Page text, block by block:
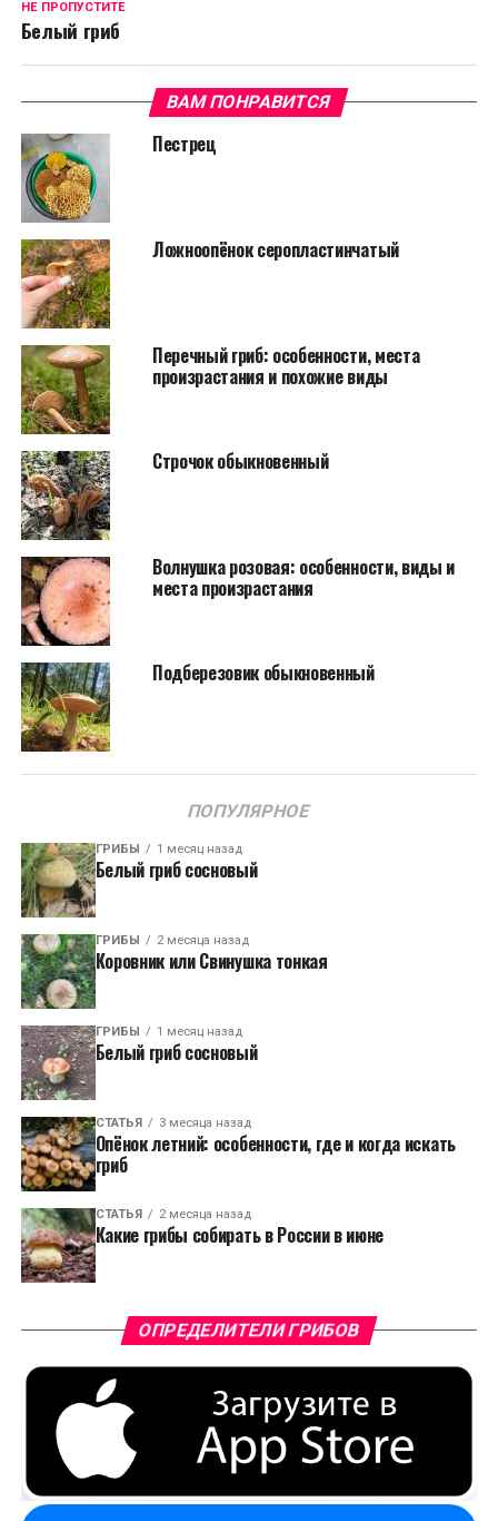
НЕ ПРОПУСТИТЕ
Белый гриб
ВАМ ПОНРАВИТСЯ
Пестрец
Ложноопёнок серопластинчатый
Перечный гриб: особенности, места
произрастания и похожие виды
Строчок обыкновенный
Волнушка розовая: особенности, виды и
места произрастания
Подберезовик обыкновенный
ПОПУЛЯРНОЕ
ГРИБЫ 1 месяц назад
Белый гриб сосновый
ГРИБЫ 2 месяца назад
Коровник или Свинушка тонкая
ГРИБЫ 1 месяц назад
Белый гриб сосновый
СТАТЬЯ 3 месяца назад
Опёнок летний: особенности, где и когда искать
гриб
СТАТЬЯ 2 месяца назад
Какие грибы собирать в России в июне
ОПРЕДЕЛИТЕЛИ ГРИБОВ